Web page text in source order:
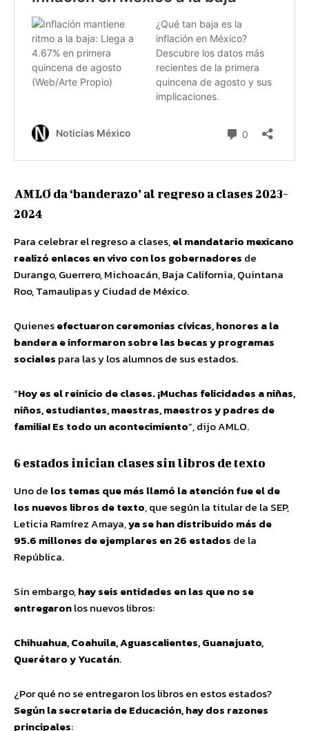
AMLO da ‘banderazo’ al regreso a clases 2023-
2024
Para celebrar el regreso a clases,el mandatario mexicano
realizó enlaces en vivo con los gobernadores de
Durango, Guerrero, Michoacán, Baja California, Quintana
Roo, Tamaulipas y Ciudad de México.
Quienesefectuaron ceremonias cívicas, honores a la
bandera e informaron sobre las becas y programas
sociales para las y los alumnos de sus estados.
“Hoy es el reinicio de clases. ¡Muchas felicidades a niñas,
niños, estudiantes, maestras, maestros y padres de
familia! Es todo un acontecimiento”, dijo AMLO.
6 estados inician clases sin libros de texto
Uno de los temas que más llamó la atención fue el de
los nuevos libros de texto, que según la titular de la SEP,
Leticia Ramírez Amaya,ya se han distribuido más de
95.6 millones de ejemplares en 26 estados de la
República.
Sin embargo,hay seis entidades en las que no se
entregaronlos nuevos libros:
Chihuahua, Coahuila, Aguascalientes, Guanajuato,
Querétaro y Yucatán.
¿Por qué no se entregaron los libros en estos estados?
Según la secretaria de Educación, hay dos razones
principales: